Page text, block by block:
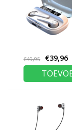
€49,95 €39,96